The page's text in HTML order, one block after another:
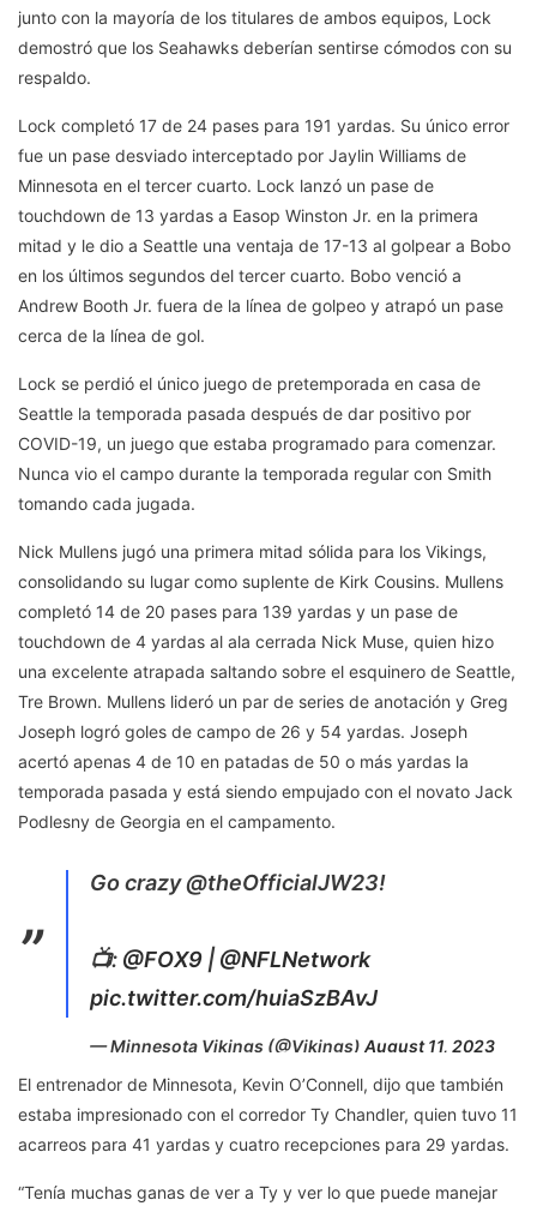
junto con la mayoría de los titulares de ambos equipos, Lock
demostró que los Seahawks deberían sentirse cómodos con su
respaldo.
Lock completó 17 de 24 pases para 191 yardas. Su único error
fue un pase desviado interceptado por Jaylin Williams de
Minnesota en el tercer cuarto. Lock lanzó un pase de
touchdown de 13 yardas a Easop Winston Jr. en la primera
mitad y le dio a Seattle una ventaja de 17-13 al golpear a Bobo
en los últimos segundos del tercer cuarto. Bobo venció a
Andrew Booth Jr. fuera de la línea de golpeo y atrapó un pase
cerca de la línea de gol.
Lock se perdió el único juego de pretemporada en casa de
Seattle la temporada pasada después de dar positivo por
COVID-19, un juego que estaba programado para comenzar.
Nunca vio el campo durante la temporada regular con Smith
tomando cada jugada.
Nick Mullens jugó una primera mitad sólida para los Vikings,
consolidando su lugar como suplente de Kirk Cousins. Mullens
completó 14 de 20 pases para 139 yardas y un pase de
touchdown de 4 yardas al ala cerrada Nick Muse, quien hizo
una excelente atrapada saltando sobre el esquinero de Seattle,
Tre Brown. Mullens lideró un par de series de anotación y Greg
Joseph logró goles de campo de 26 y 54 yardas. Joseph
acertó apenas 4 de 10 en patadas de 50 o más yardas la
temporada pasada y está siendo empujado con el novato Jack
Podlesny de Georgia en el campamento.
Go crazy @theOfficialJW23!
📺: @FOX9 | @NFLNetwork
pic.twitter.com/huiaSzBAvJ
— Minnesota Vikings (@Vikings) August 11, 2023
El entrenador de Minnesota, Kevin O’Connell, dijo que también
estaba impresionado con el corredor Ty Chandler, quien tuvo 11
acarreos para 41 yardas y cuatro recepciones para 29 yardas.
“Tenía muchas ganas de ver a Ty y ver lo que puede manejar